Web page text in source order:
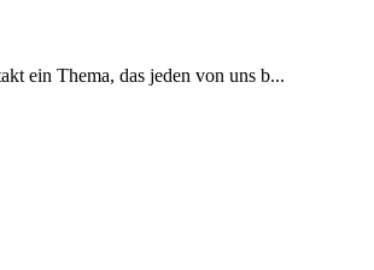
ein Thema, das jeden von uns b...